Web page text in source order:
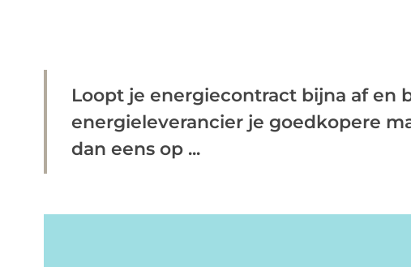
Loopt je energiecontract bijna af en
energieleverancier je goedkopere
dan eens op ...